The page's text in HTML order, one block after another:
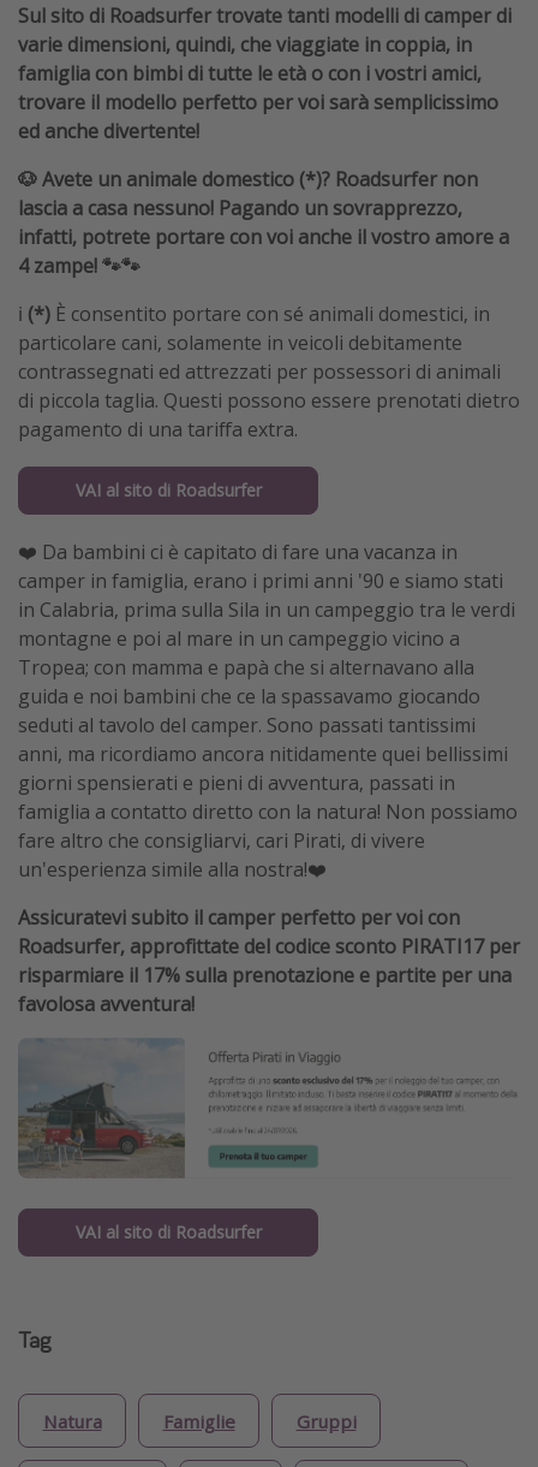
Sul sito di Roadsurfer trovate tanti modelli di camper di
varie dimensioni, quindi, che viaggiate in coppia, in
famiglia con bimbi di tutte le età o con i vostri amici,
trovare il modello perfetto per voi sarà semplicissimo
ed anche divertente!
🐶 Avete un animale domestico (*)? Roadsurfer non
lascia a casa nessuno! Pagando un sovrapprezzo,
infatti, potrete portare con voi anche il vostro amore a
4 zampe! 🐾🐾
ℹ️ (*) È consentito portare con sé animali domestici, in
particolare cani, solamente in veicoli debitamente
contrassegnati ed attrezzati per possessori di animali
di piccola taglia. Questi possono essere prenotati dietro
pagamento di una tariffa extra.
VAI al sito di Roadsurfer
❤️ Da bambini ci è capitato di fare una vacanza in
camper in famiglia, erano i primi anni '90 e siamo stati
in Calabria, prima sulla Sila in un campeggio tra le verdi
montagne e poi al mare in un campeggio vicino a
Tropea; con mamma e papà che si alternavano alla
guida e noi bambini che ce la spassavamo giocando
seduti al tavolo del camper. Sono passati tantissimi
anni, ma ricordiamo ancora nitidamente quei bellissimi
giorni spensierati e pieni di avventura, passati in
famiglia a contatto diretto con la natura! Non possiamo
fare altro che consigliarvi, cari Pirati, di vivere
un'esperienza simile alla nostra!❤️
Assicuratevi subito il camper perfetto per voi con
Roadsurfer, approfittate del codice sconto PIRATI17 per
risparmiare il 17% sulla prenotazione e partite per una
favolosa avventura!
VAI al sito di Roadsurfer
Tag
Natura Famiglie Gruppi